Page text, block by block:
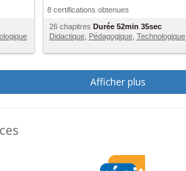
8 certifications obtenues
26 chapitres Durée 52min 35sec
Didactique, Pédagogique, Technologique
Afficher plus